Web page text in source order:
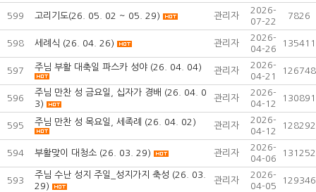
599 고리기도(26. 05. 02 ~ 05. 29) 관리자
2026-
07-22
7826
598 세례식 (26. 04. 26) 관리자
2026-
04-26
135411
597 주님 부활 대축일 파스카 성야 (26. 04. 04) 관리자
2026-
04-21
126748
596
주님 만찬 성 금요일, 십자가 경배 (26. 04. 0
3)
관리자
2026-
04-12
130891
595 주님 만찬 성 목요일, 세족례 (26. 04. 02) 관리자
2026-
04-12
128292
594 부활맞이 대청소 (26. 03. 29) 관리자
2026-
04-06
131252
593
주님 수난 성지 주일_성지가지 축성 (26. 03.
29)
관리자
2026-
04-05
129346